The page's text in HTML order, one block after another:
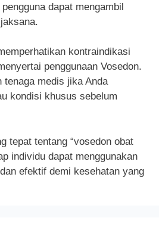
dapat mengambil
kontraindikasi
penggunaan Vosedon.
tenaga medis jika Anda
kondisi khusus sebelum
tepat tentang “vosedon obat
individu dapat menggunakan
efektif demi kesehatan yang